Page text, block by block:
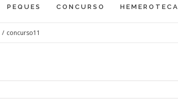
PEQUES CONCURSO HEMEROTECA
/ concurso11